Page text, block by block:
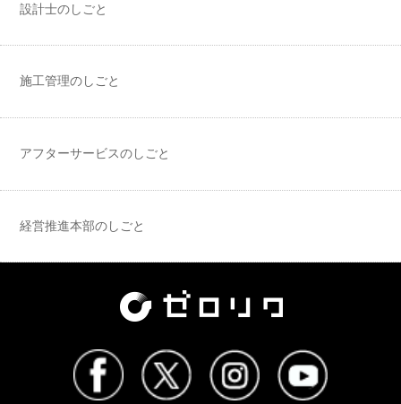
設計士のしごと
施工管理のしごと
アフターサービスのしごと
経営推進本部のしごと